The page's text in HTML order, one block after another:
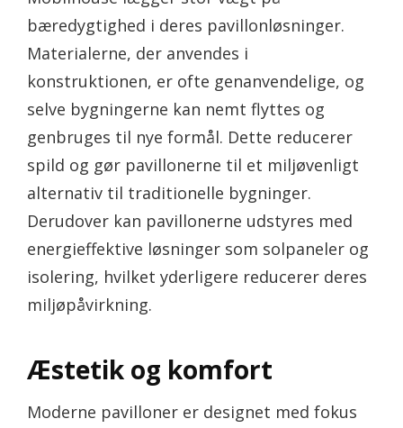
bæredygtighed i deres pavillonløsninger.
Materialerne, der anvendes i
konstruktionen, er ofte genanvendelige, og
selve bygningerne kan nemt flyttes og
genbruges til nye formål. Dette reducerer
spild og gør pavillonerne til et miljøvenligt
alternativ til traditionelle bygninger.
Derudover kan pavillonerne udstyres med
energieffektive løsninger som solpaneler og
isolering, hvilket yderligere reducerer deres
miljøpåvirkning.
Æstetik og komfort
Moderne pavilloner er designet med fokus